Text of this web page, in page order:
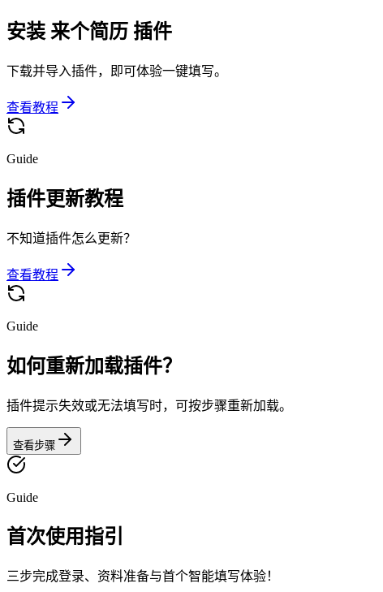
安装 来个简历 插件
下载并导入插件，即可体验一键填写。
查看教程
Guide
插件更新教程
不知道插件怎么更新？
查看教程
Guide
如何重新加载插件？
插件提示失效或无法填写时，可按步骤重新加载。
查看步骤
Guide
首次使用指引
三步完成登录、资料准备与首个智能填写体验！